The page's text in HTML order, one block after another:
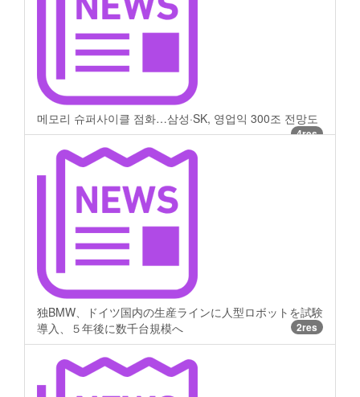
메모리 슈퍼사이클 점화…삼성·SK, 영업익 300조 전망도
4res
独BMW、ドイツ国内の生産ラインに人型ロボットを試験
導入、５年後に数千台規模へ
2res